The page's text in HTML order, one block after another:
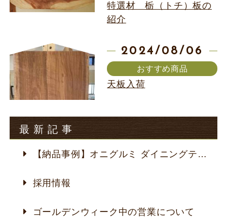
特選材 栃（トチ）板の
紹介
2024/08/06
おすすめ商品
天板入荷
最新記事
【納品事例】オニグルミ ダイニングテーブル
採用情報
ゴールデンウィーク中の営業について